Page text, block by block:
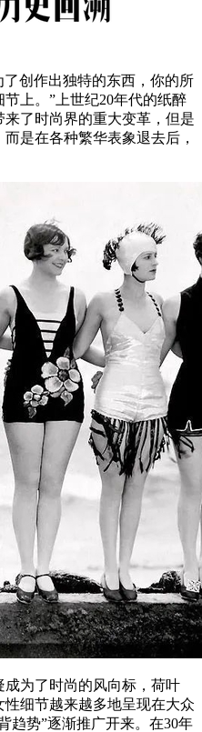
创作出独特的东西，你的所
上。”上世纪20年代的纸醉
了时尚界的重大变革，但是
是在各种繁华表象退去后，
为了时尚的风向标，荷叶
细节越来越多地呈现在大众
趋势”逐渐推广开来。在30年